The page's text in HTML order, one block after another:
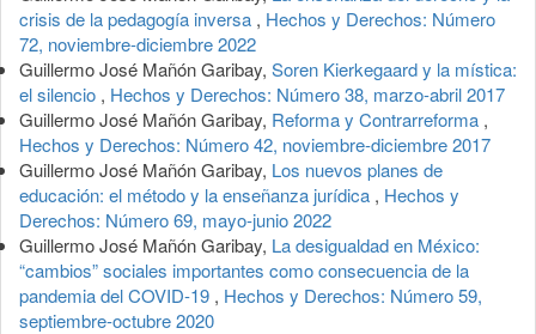
crisis de la pedagogía inversa , Hechos y Derechos: Número
72, noviembre-diciembre 2022
Guillermo José Mañón Garibay, Soren Kierkegaard y la mística:
el silencio , Hechos y Derechos: Número 38, marzo-abril 2017
Guillermo José Mañón Garibay, Reforma y Contrarreforma ,
Hechos y Derechos: Número 42, noviembre-diciembre 2017
Guillermo José Mañón Garibay, Los nuevos planes de
educación: el método y la enseñanza jurídica , Hechos y
Derechos: Número 69, mayo-junio 2022
Guillermo José Mañón Garibay, La desigualdad en México:
“cambios” sociales importantes como consecuencia de la
pandemia del COVID-19 , Hechos y Derechos: Número 59,
septiembre-octubre 2020